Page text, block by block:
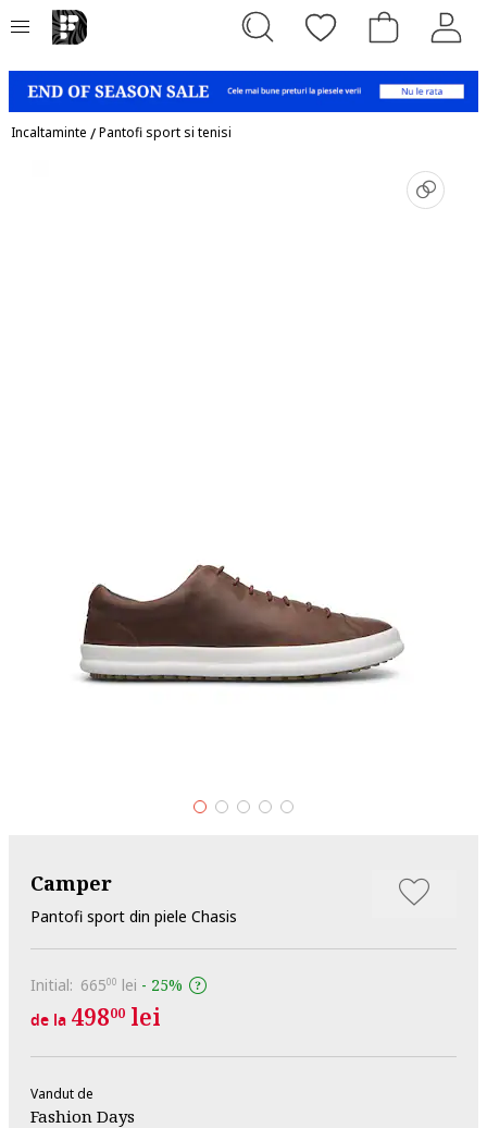
Incaltaminte /Pantofi sport si tenisi
Camper
Pantofi sport din piele Chasis
Initial: 66500 lei - 25%
de la 49800 lei
Vandut de
Fashion Days